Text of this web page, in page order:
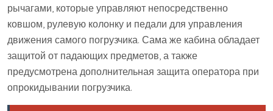
рычагами, которые управляют непосредственно
ковшом, рулевую колонку и педали для управления
движения самого погрузчика. Сама же кабина обладает
защитой от падающих предметов, а также
предусмотрена дополнительная защита оператора при
опрокидывании погрузчика.